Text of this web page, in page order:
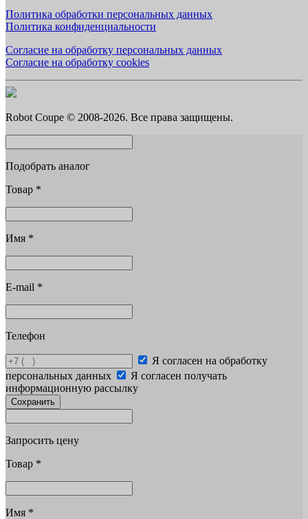
Политика обработки персональных данных
Политика конфиденциальности
Согласие на обработку персональных данных
Согласие на обработку cookies
Robot Coupe © 2008-2026. Все права защищены.
Подобрать аналог
Товар *
Имя *
E-mail *
Телефон
Я согласен на обработку
персональных данных
Я согласен получать
информационную рассылку
Сохранить
Запросить цену
Товар *
Имя *